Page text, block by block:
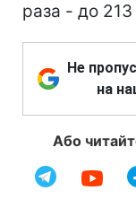
раза - до
Не
на
Або